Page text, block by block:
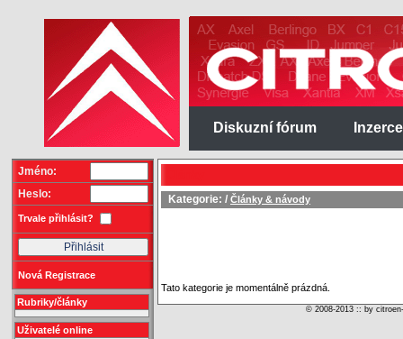
Diskuzní fórum Inzerce
Jméno:
Heslo:
Trvale přihlásit?
Nová Registrace
Rubriky/články
Uživatelé online
Kategorie: / Články & návody
Tato kategorie je momentálně prázdná.
© 2008-2013 :: by